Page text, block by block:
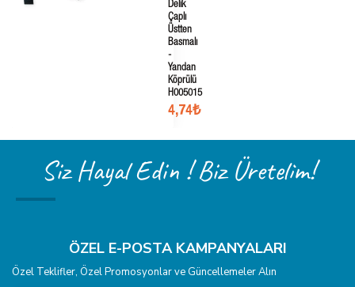
Delik
Çaplı
Üstten
Basmalı
-
Yandan
Köprülü
H005015
4,74₺
Siz Hayal Edin ! Biz Üretelim!
ÖZEL E-POSTA KAMPANYALARI
Özel Teklifler, Özel Promosyonlar ve Güncellemeler Alın